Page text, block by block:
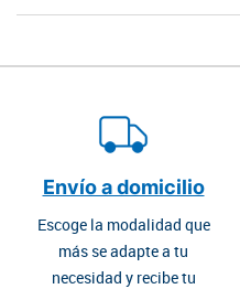
Envío a domicilio
Escoge la modalidad que
más se adapte a tu
necesidad y recibe tu